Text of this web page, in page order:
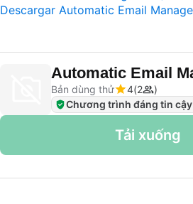
Descargar Automatic Email
Automatic Email
Bản dùng thử
4 2
Chương trình đáng tin cậy
Tải xuống